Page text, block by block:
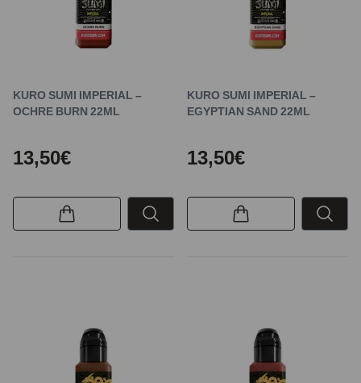
KURO SUMI IMPERIAL –
OCHRE BURN 22ML
13,50€
KURO SUMI IMPERIAL –
EGYPTIAN SAND 22ML
13,50€